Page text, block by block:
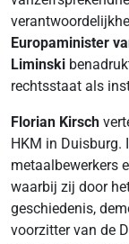
Europaminister
Liminski
rechtsstaat als
Florian Kirsch
HKM in Duisburg.
metaalbewerkers
waarbij zij door
geschiedenis,
voorzitter van de